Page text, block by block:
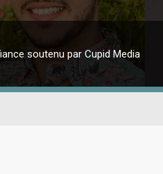
soutenu par Cupid Media